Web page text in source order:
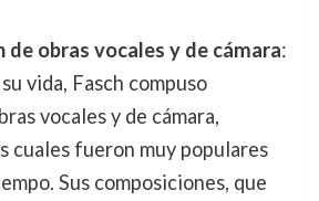
de obras vocales y de cámara:
vida, Fasch compuso
vocales y de cámara,
cuales fueron muy populares
Sus composiciones, que